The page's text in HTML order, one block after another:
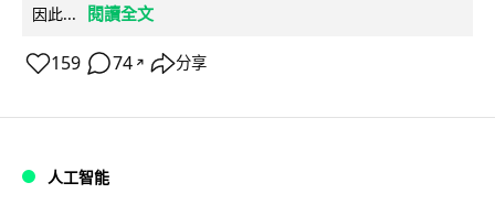
因此...
閱讀全文
159 74 ↗ 分享
人工智能